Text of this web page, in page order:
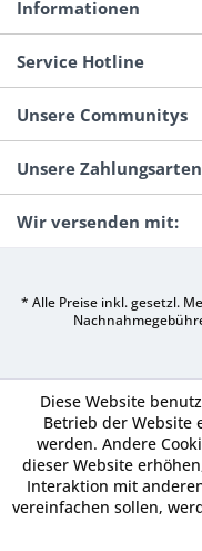
Informationen
Service Hotline
Unsere Communitys
Unsere Zahlungsarten
Wir versenden mit:
* Alle Preise inkl. gesetzl.
Diese Website
Betrieb der Website
werden. Andere
dieser Website
Interaktion mit
vereinfachen sollen,